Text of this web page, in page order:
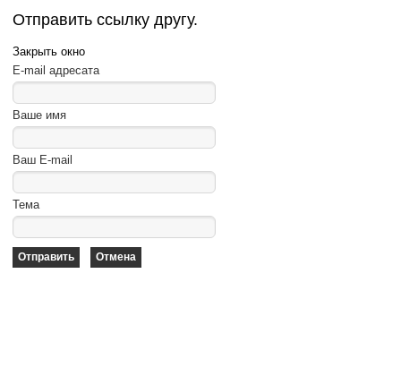
Отправить ссылку другу.
Закрыть окно
E-mail адресата
Ваше имя
Ваш E-mail
Тема
Отправить Отмена